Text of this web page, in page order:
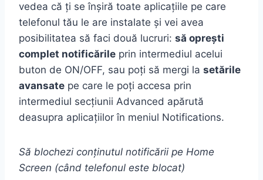
vedea că ți se înșiră toate aplicațiile pe care
telefonul tău le are instalate și vei avea
posibilitatea să faci două lucruri: să oprești
complet notificările prin intermediul acelui
buton de ON/OFF, sau poți să mergi la setările
avansate pe care le poți accesa prin
intermediul secțiunii Advanced apărută
deasupra aplicațiilor în meniul Notifications.
Să blochezi conținutul notificării pe Home
Screen (când telefonul este blocat)